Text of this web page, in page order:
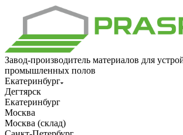
Завод-производитель материалов для
промышленных полов
Екатеринбург
Дегтярск
Екатеринбург
Москва
Москва (склад)